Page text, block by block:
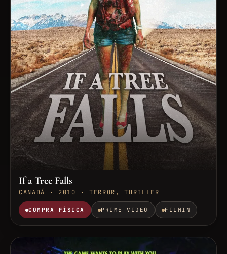
If a Tree Falls
CANADÁ · 2010 · TERROR, THRILLER
COMPRA FÍSICA PRIME VIDEO FILMIN